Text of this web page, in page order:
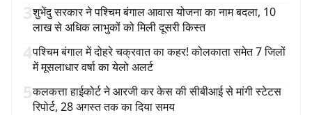
3शुभेंदु सरकार ने पश्चिम बंगाल आवास योजना का नाम बदला, 10
लाख से अधिक लाभुकों को मिली दूसरी किस्त
4पश्चिम बंगाल में दोहरे चक्रवात का कहर! कोलकाता समेत 7 जिलों
में मूसलाधार वर्षा का येलो अलर्ट
5कलकत्ता हाईकोर्ट ने आरजी कर केस की सीबीआई से मांगी स्टेटस
रिपोर्ट, 28 अगस्त तक का दिया समय